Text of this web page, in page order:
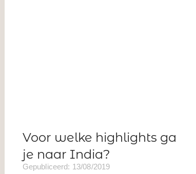
Voor welke highlights ga
je naar India?
Gepubliceerd: 13/08/2019